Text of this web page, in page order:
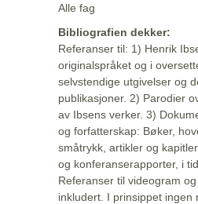
Alle fag
Bibliografien dekker:
Referanser til: 1) Henrik
originalspråket og i
selvstendige utgivelser og
publikasjoner. 2) Parodier
av Ibsens verker. 3)
og forfatterskap: Bøker,
småtrykk, artikler og
og konferanserapporter, i
Referanser til videogram
inkludert. I prinsippet ingen